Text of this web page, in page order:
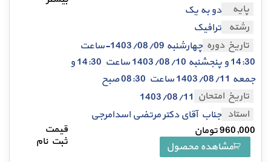
پایه
دو به یک
رشته ترافیک
تاریخ دوره
چهارشنبه 1403/08/09-ساعت
14:30 و پنجشنبه 1403/08/10 ساعت 14:30 و
جمعه 1403/08/11 ساعت 08:30 صبح
تاریخ امتحان 1403/08/11
استاد جناب آقای دکتر مرتضی اسدامرجی
960,000تومان
مشاهده محصول